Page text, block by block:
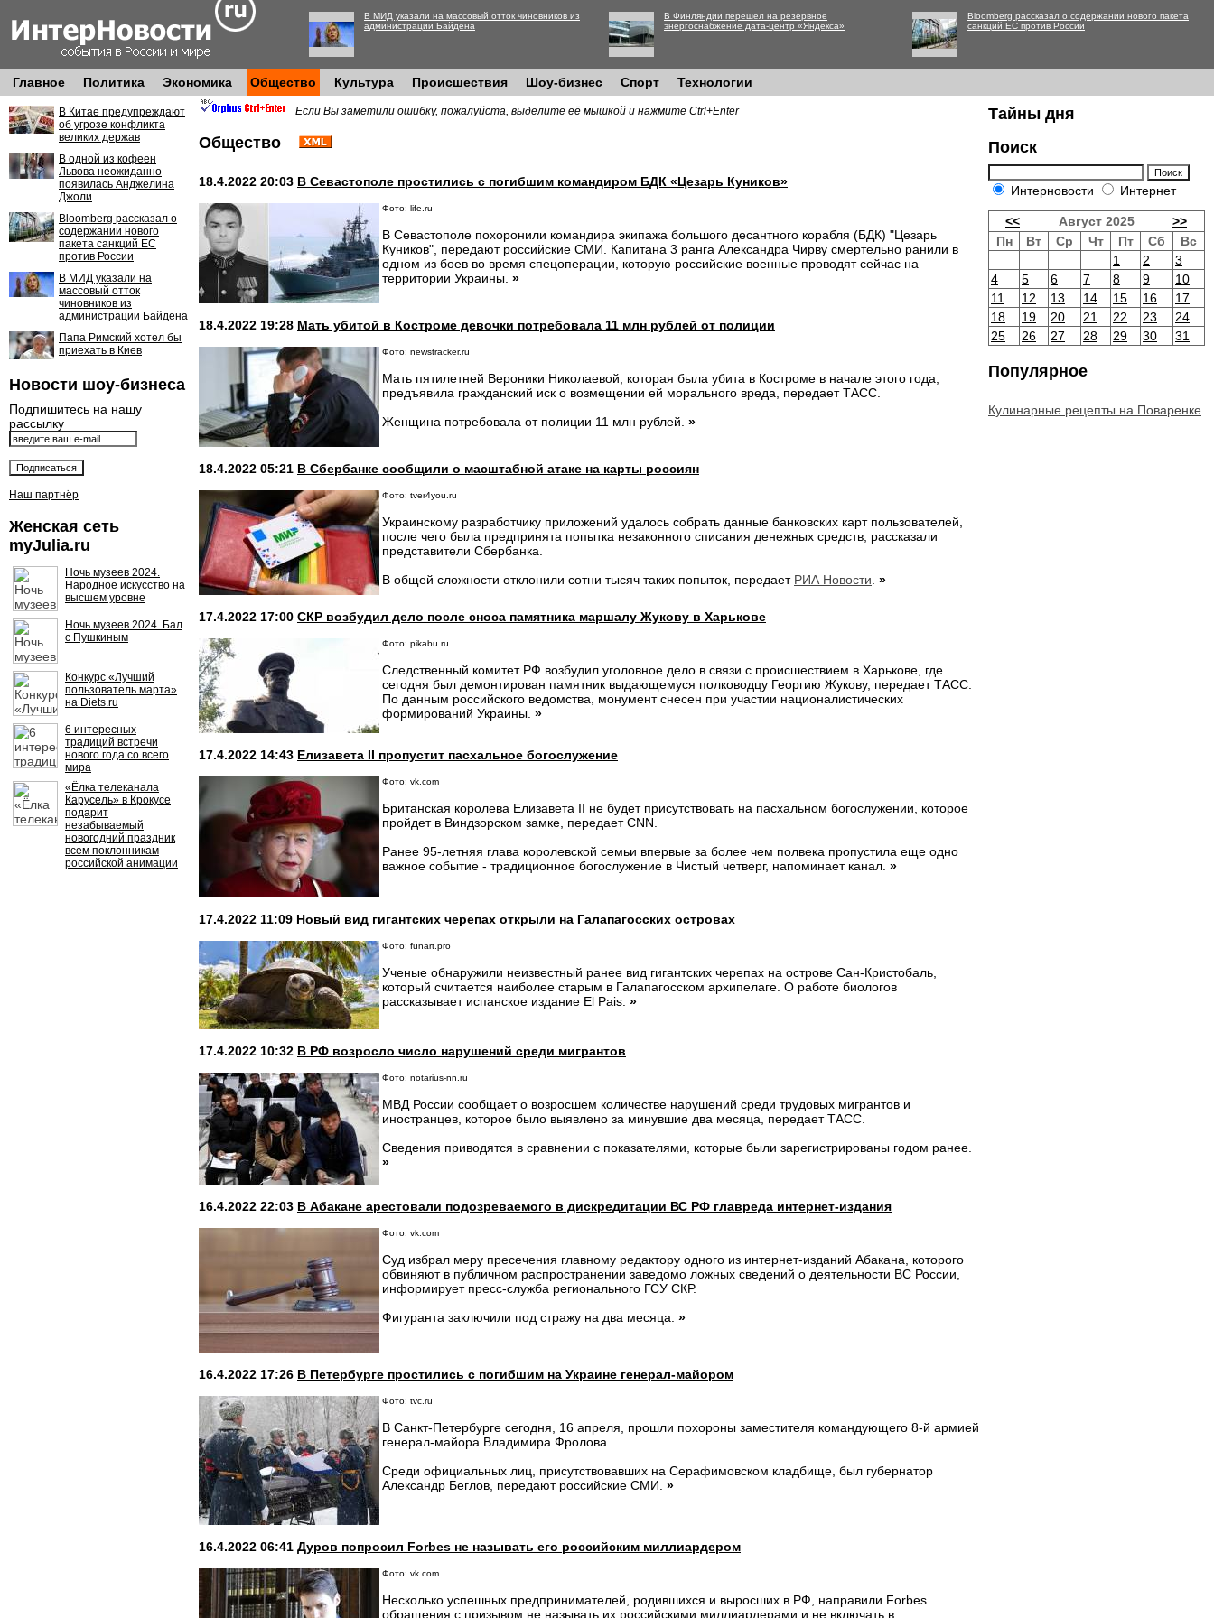
В МИД указали на массовый отток чиновников из
администрации Байдена
В Финляндии перешел на резервное
энергоснабжение дата-центр «Яндекса»
Bloomberg рассказал о содержании нового пакета
санкций ЕС против России
Главное Политика Экономика Общество Культура Происшествия Шоу-бизнес Спорт Технологии
В Китае предупреждают
об угрозе конфликта
великих держав
В одной из кофеен
Львова неожиданно
появилась Анджелина
Джоли
Bloomberg рассказал о
содержании нового
пакета санкций ЕС
против России
В МИД указали на
массовый отток
чиновников из
администрации Байдена
Папа Римский хотел бы
приехать в Киев
Новости шоу-бизнеса
Подпишитесь на нашу
рассылку
Наш партнёр
Женская сеть
myJulia.ru
Ночь музеев 2024.
Народное искусство на
высшем уровне
Ночь музеев 2024. Бал
с Пушкиным
Конкурс «Лучший
пользователь марта»
на Diets.ru
6 интересных
традиций встречи
нового года со всего
мира
«Ёлка телеканала
Карусель» в Крокусе
подарит
незабываемый
новогодний праздник
всем поклонникам
российской анимации
Если Вы заметили ошибку, пожалуйста, выделите её мышкой и нажмите Ctrl+Enter
Общество
18.4.2022 20:03 В Севастополе простились с погибшим командиром БДК «Цезарь Куников»
Фото: life.ru
В Севастополе похоронили командира экипажа большого десантного корабля (БДК) "Цезарь
Куников", передают российские СМИ. Капитана 3 ранга Александра Чирву смертельно ранили в
одном из боев во время спецоперации, которую российские военные проводят сейчас на
территории Украины. »
18.4.2022 19:28 Мать убитой в Костроме девочки потребовала 11 млн рублей от полиции
Фото: newstracker.ru
Мать пятилетней Вероники Николаевой, которая была убита в Костроме в начале этого года,
предъявила гражданский иск о возмещении ей морального вреда, передает ТАСС.
Женщина потребовала от полиции 11 млн рублей. »
18.4.2022 05:21 В Сбербанке сообщили о масштабной атаке на карты россиян
Фото: tver4you.ru
Украинскому разработчику приложений удалось собрать данные банковских карт пользователей,
после чего была предпринята попытка незаконного списания денежных средств, рассказали
представители Сбербанка.
В общей сложности отклонили сотни тысяч таких попыток, передает РИА Новости »
17.4.2022 17:00 СКР возбудил дело после сноса памятника маршалу Жукову в Харькове
Фото: pikabu.ru
Следственный комитет РФ возбудил уголовное дело в связи с происшествием в Харькове, где
сегодня был демонтирован памятник выдающемуся полководцу Георгию Жукову, передает ТАСС.
По данным российского ведомства, монумент снесен при участии националистических
формирований Украины. »
17.4.2022 14:43 Елизавета II пропустит пасхальное богослужение
Фото: vk.com
Британская королева Елизавета II не будет присутствовать на пасхальном богослужении, которое
пройдет в Виндзорском замке, передает CNN.
Ранее 95-летняя глава королевской семьи впервые за более чем полвека пропустила еще одно
важное событие - традиционное богослужение в Чистый четверг, напоминает канал. »
17.4.2022 11:09 Новый вид гигантских черепах открыли на Галапагосских островах
Фото: funart.pro
Ученые обнаружили неизвестный ранее вид гигантских черепах на острове Сан-Кристобаль,
который считается наиболее старым в Галапагосском архипелаге. О работе биологов
рассказывает испанское издание El Pais. »
17.4.2022 10:32 В РФ возросло число нарушений среди мигрантов
Фото: notarius-nn.ru
МВД России сообщает о возросшем количестве нарушений среди трудовых мигрантов и
иностранцев, которое было выявлено за минувшие два месяца, передает ТАСС.
Сведения приводятся в сравнении с показателями, которые были зарегистрированы годом ранее.
»
16.4.2022 22:03 В Абакане арестовали подозреваемого в дискредитации ВС РФ главреда интернет-издания
Фото: vk.com
Суд избрал меру пресечения главному редактору одного из интернет-изданий Абакана, которого
обвиняют в публичном распространении заведомо ложных сведений о деятельности ВС России,
информирует пресс-служба регионального ГСУ СКР.
Фигуранта заключили под стражу на два месяца. »
16.4.2022 17:26 В Петербурге простились с погибшим на Украине генерал-майором
Фото: tvc.ru
В Санкт-Петербурге сегодня, 16 апреля, прошли похороны заместителя командующего 8-й армией
генерал-майора Владимира Фролова.
Среди официальных лиц, присутствовавших на Серафимовском кладбище, был губернатор
Александр Беглов, передают российские СМИ. »
16.4.2022 06:41 Дуров попросил Forbes не называть его российским миллиардером
Фото: vk.com
Несколько успешных предпринимателей, родившихся и выросших в РФ, направили Forbes
обращения с призывом не называть их российскими миллиардерами и не включать в
Тайны дня
Поиск
Интерновости Интернет
<< Август 2025
>>
Пн
Вт Ср Чт Пт Сб
Вс
1
2
3
4
5 6 7 8 9
10
11
12 13 14 15 16
17
18
19 20 21 22 23
24
25
26 27 28 29 30 31
Популярное
Кулинарные рецепты на Поваренке